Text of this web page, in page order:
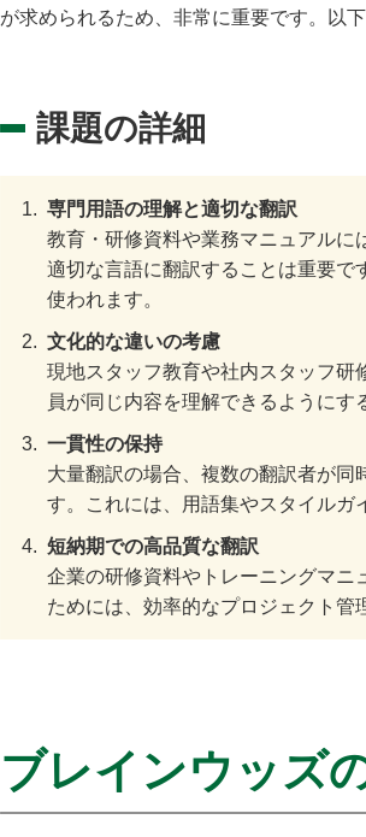
が求められるため、非常に重要です。以
課題の詳細
専門用語の理解と適切な翻訳
教育・研修資料や業務マニュアルに
適切な言語に翻訳することは重要で
使われます。
文化的な違いの考慮
現地スタッフ教育や社内スタッフ研
員が同じ内容を理解できるように
一貫性の保持
大量翻訳の場合、複数の翻訳者が
す。これには、用語集やスタイルガ
短納期での高品質な翻訳
企業の研修資料やトレーニングマニ
ためには、効率的なプロジェクト管
ブレインウッズ